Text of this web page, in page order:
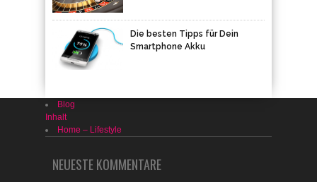
Die besten Tipps für Dein
Smartphone Akku
Blog
Inhalt
Home – Lifestyle
NEUESTE KOMMENTARE